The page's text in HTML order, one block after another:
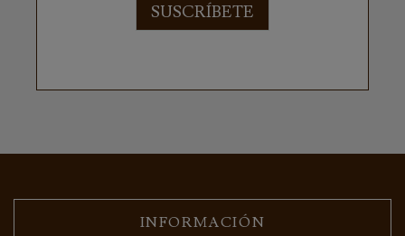
SUSCRÍBETE
INFORMACIÓN